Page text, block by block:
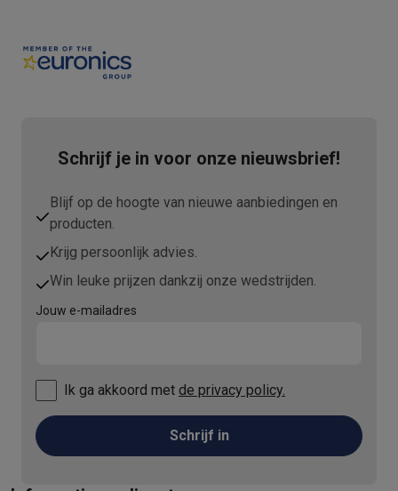
Schrijf je in voor onze nieuwsbrief!
Blijf op de hoogte van nieuwe aanbiedingen en
producten.
Krijg persoonlijk advies.
Win leuke prijzen dankzij onze wedstrijden.
Jouw e-mailadres
Ik ga akkoord met de privacy policy.
Schrijf in